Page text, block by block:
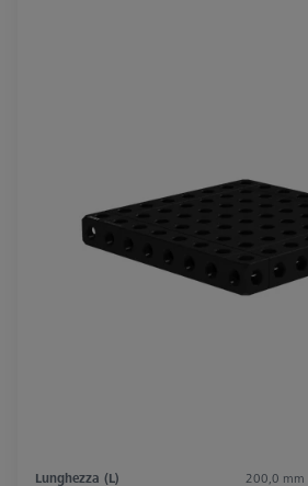
Lunghezza (L)
200,0 mm